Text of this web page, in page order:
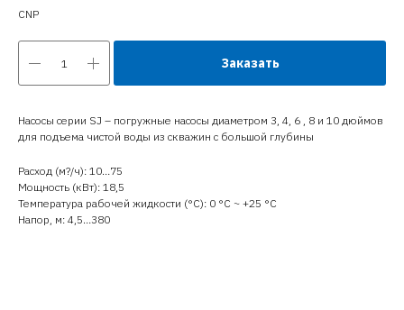
CNP
Заказать
Насосы серии SJ – погружные насосы диаметром 3, 4, 6 , 8 и 10 дюймов
для подъема чистой воды из скважин с большой глубины
Расход (м?/ч): 10…75
Мощность (кВт): 18,5
Температура рабочей жидкости (°C): 0 °С ~ +25 °С
Напор, м: 4,5…380